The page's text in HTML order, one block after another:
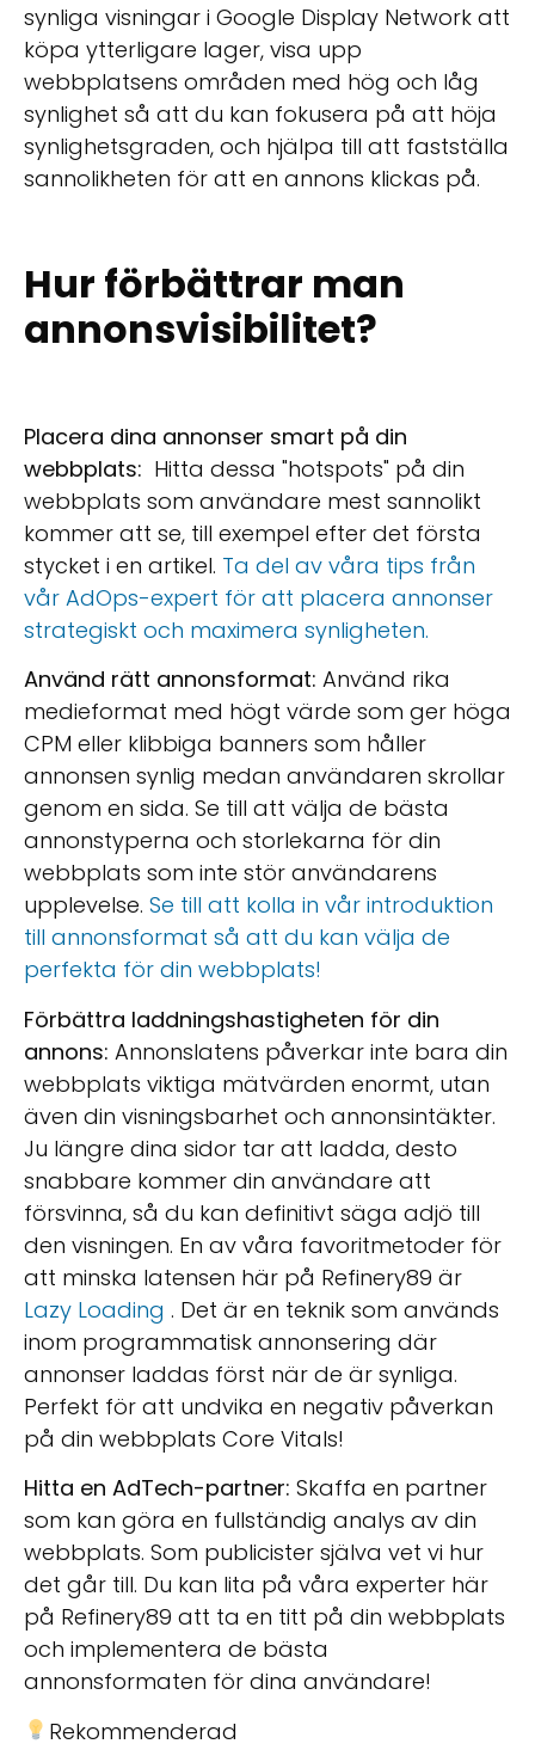
synliga visningar i Google Display Network att
köpa ytterligare lager, visa upp
webbplatsens områden med hög och låg
synlighet så att du kan fokusera på att höja
synlighetsgraden, och hjälpa till att fastställa
sannolikheten för att en annons klickas på.
Hur förbättrar man
annonsvisibilitet?
Placera dina annonser smart på din
webbplats: Hitta dessa "hotspots" på din
webbplats som användare mest sannolikt
kommer att se, till exempel efter det första
stycket i en artikel. Ta del av våra tips från
vår AdOps-expert för att placera annonser
strategiskt och maximera synligheten.
Använd rätt annonsformat: Använd rika
medieformat med högt värde som ger höga
CPM eller klibbiga banners som håller
annonsen synlig medan användaren skrollar
genom en sida. Se till att välja de bästa
annonstyperna och storlekarna för din
webbplats som inte stör användarens
upplevelse. Se till att kolla in vår introduktion
till annonsformat så att du kan välja de
perfekta för din webbplats!
Förbättra laddningshastigheten för din
annons: Annonslatens påverkar inte bara din
webbplats viktiga mätvärden enormt, utan
även din visningsbarhet och annonsintäkter.
Ju längre dina sidor tar att ladda, desto
snabbare kommer din användare att
försvinna, så du kan definitivt säga adjö till
den visningen. En av våra favoritmetoder för
att minska latensen här på Refinery89 är
Lazy Loading . Det är en teknik som används
inom programmatisk annonsering där
annonser laddas först när de är synliga.
Perfekt för att undvika en negativ påverkan
på din webbplats Core Vitals!
Hitta en AdTech-partner: Skaffa en partner
som kan göra en fullständig analys av din
webbplats. Som publicister själva vet vi hur
det går till. Du kan lita på våra experter här
på Refinery89 att ta en titt på din webbplats
och implementera de bästa
annonsformaten för dina användare!
Rekommenderad